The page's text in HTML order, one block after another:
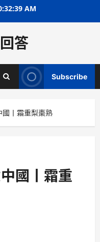
AM
答
Subscribe
丨霜重梨棗熟
國丨霜重